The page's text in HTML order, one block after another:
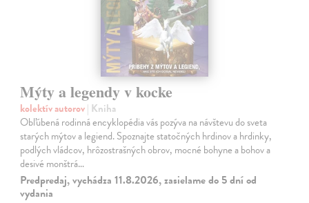
Mýty a legendy v kocke
kolektív autorov| Kniha
Obľúbená rodinná encyklopédia vás pozýva na návštevu do sveta
starých mýtov a legiend. Spoznajte statočných hrdinov a hrdinky,
podlých vládcov, hrôzostrašných obrov, mocné bohyne a bohov a
desivé monštrá…
Predpredaj, vychádza 11.8.2026, zasielame do 5 dní od
vydania